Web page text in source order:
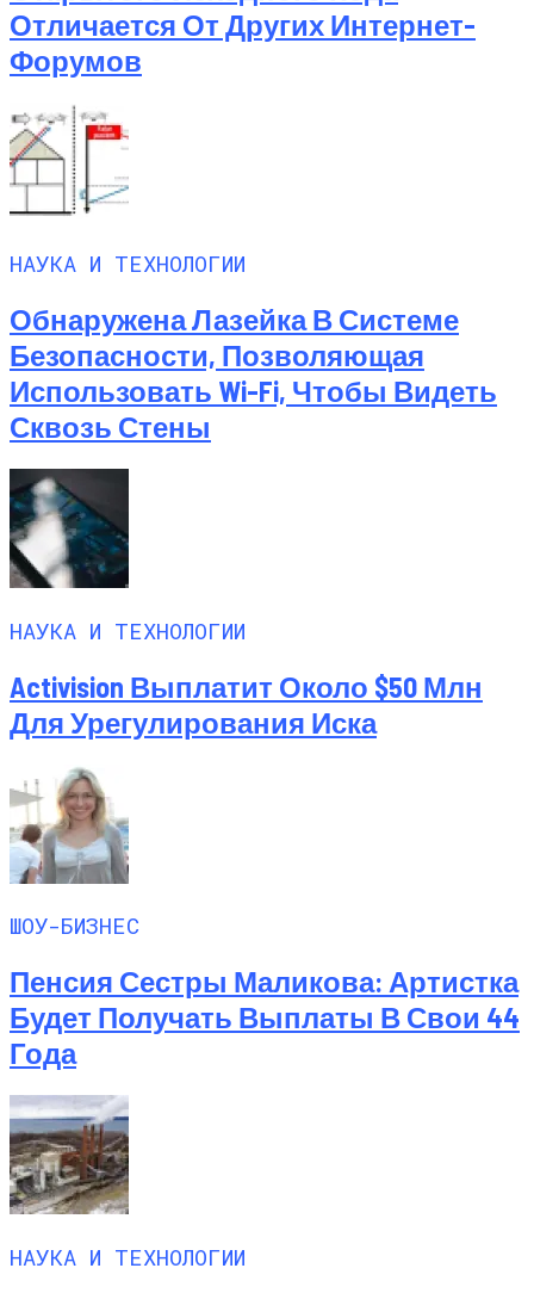
Отличается От Других Интернет-
Форумов
НАУКА И ТЕХНОЛОГИИ
Обнаружена Лазейка В Системе
Безопасности, Позволяющая
Использовать Wi-Fi, Чтобы Видеть
Сквозь Стены
НАУКА И ТЕХНОЛОГИИ
Activision Выплатит Около $50 Млн
Для Урегулирования Иска
ШОУ-БИЗНЕС
Пенсия Сестры Маликова: Артистка
Будет Получать Выплаты В Свои 44
Года
НАУКА И ТЕХНОЛОГИИ